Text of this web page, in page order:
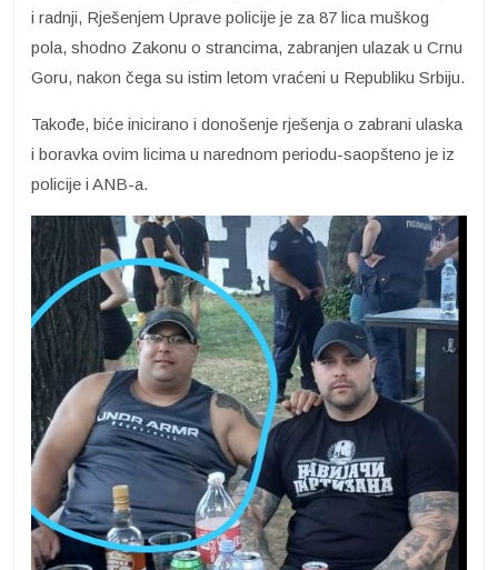
i radnji, Rješenjem Uprave policije je za 87 lica muškog
pola, shodno Zakonu o strancima, zabranjen ulazak u Crnu
Goru, nakon čega su istim letom vraćeni u Republiku Srbiju.
Takođe, biće inicirano i donošenje rješenja o zabrani ulaska
i boravka ovim licima u narednom periodu-saopšteno je iz
policije i ANB-a.